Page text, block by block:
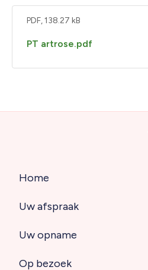
PDF, 138.27 kB
PT artrose.pdf
(footer)
Home
Uw afspraak
Uw opname
Op bezoek